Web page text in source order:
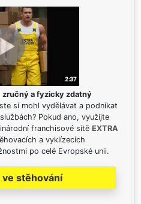
zručný a fyzicky zdatný
si mohl vydělávat a podnikat
Pokud ano, využijte
franchisové sítě EXTRA
a vyklízecích
po celé Evropské unii.
stěhování